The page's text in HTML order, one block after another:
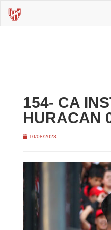
154- CA
HURACAN
10/08/2023